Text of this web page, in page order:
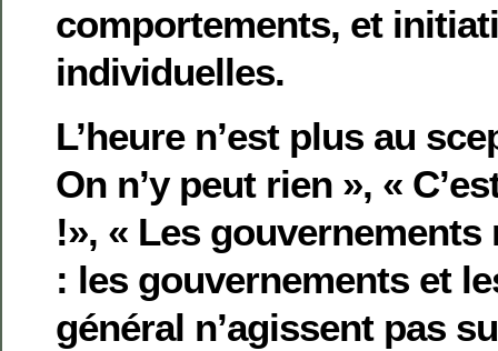
comportements, et
individuelles.
L’heure n’est plus au
On n’y peut rien », «
!», « Les gouvernements
: les gouvernements et
général n’agissent pas